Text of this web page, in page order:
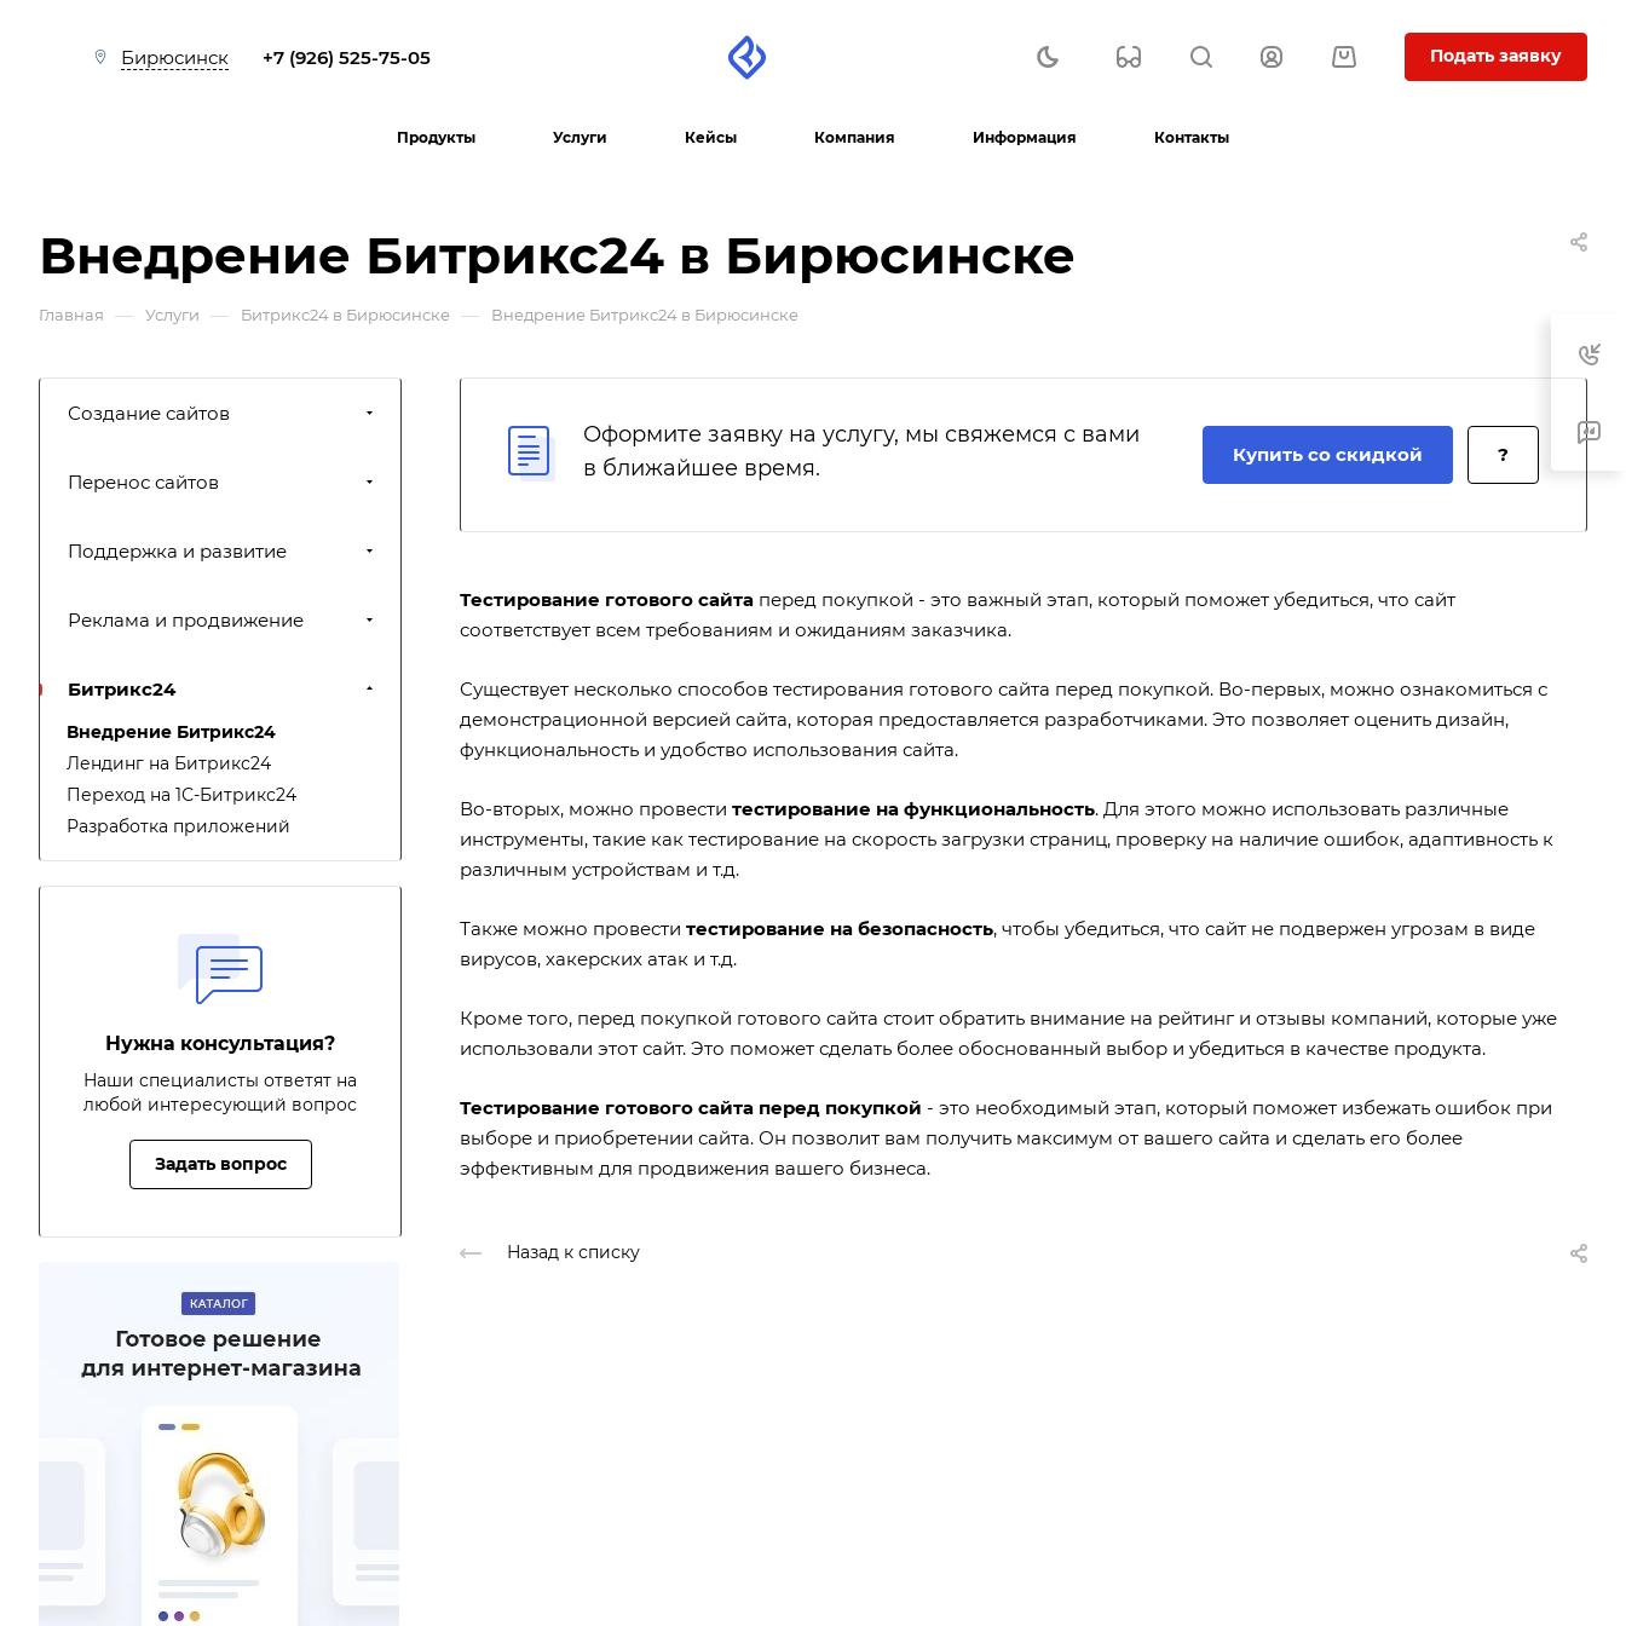
Бирюсинск +7 (926) 525-75-05 Подать заявку
Продукты Услуги Кейсы Компания Информация Контакты
Внедрение Битрикс24 в Бирюсинске
Главная — Услуги — Битрикс24 в Бирюсинске — Внедрение Битрикс24 в Бирюсинске
Оформите заявку на услугу, мы свяжемся с вами
в ближайшее время.
Купить со скидкой ?
Тестирование готового сайта перед покупкой - это важный этап, который поможет убедиться, что сайт
соответствует всем требованиям и ожиданиям заказчика.
Существует несколько способов тестирования готового сайта перед покупкой. Во-первых, можно ознакомиться с
демонстрационной версией сайта, которая предоставляется разработчиками. Это позволяет оценить дизайн,
функциональность и удобство использования сайта.
Во-вторых, можно провести тестирование на функциональность. Для этого можно использовать различные
инструменты, такие как тестирование на скорость загрузки страниц, проверку на наличие ошибок, адаптивность к
различным устройствам и т.д.
Также можно провести тестирование на безопасность, чтобы убедиться, что сайт не подвержен угрозам в виде
вирусов, хакерских атак и т.д.
Кроме того, перед покупкой готового сайта стоит обратить внимание на рейтинг и отзывы компаний, которые уже
использовали этот сайт. Это поможет сделать более обоснованный выбор и убедиться в качестве продукта.
Тестирование готового сайта перед покупкой - это необходимый этап, который поможет избежать ошибок при
выборе и приобретении сайта. Он позволит вам получить максимум от вашего сайта и сделать его более
эффективным для продвижения вашего бизнеса.
Назад к списку
Создание сайтов
Перенос сайтов
Поддержка и развитие
Реклама и продвижение
Битрикс24
Внедрение Битрикс24
Лендинг на Битрикс24
Переход на 1С-Битрикс24
Разработка приложений
Нужна консультация?
Наши специалисты ответят на
любой интересующий вопрос
Задать вопрос